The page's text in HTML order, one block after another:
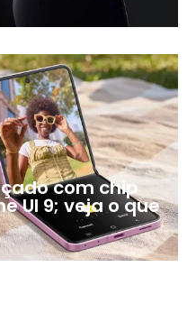
com chip
UI 9; veja o que